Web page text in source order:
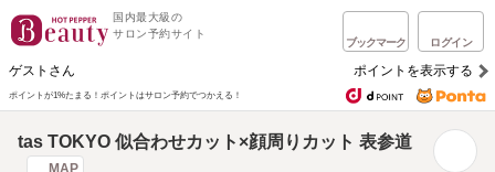
国内最大級の
サロン予約サイト
ブックマーク ログイン
ゲストさん ポイントを表示する
ポイントが1%たまる！ ポイントはサロン予約でつかえる！
tas TOKYO 似合わせカット×顔周りカット 表参道
MAP